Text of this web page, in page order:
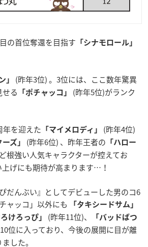
の首位奪還を目指す 「シナモロール」
」
(昨年3位) 。3位には、ここ数年驚異
る
「ポチャッコ」
(昨年5位)がランク
年を迎えた 「マイメロディ」
(昨年4位)
ズ」 (昨年6位) 、昨年王者の 「ハロー
根強い人気キャラクターが控えてお
げにも期待が高まります…！
だんぶい』としてデビューした男のコ6
ャッコ」以外にも
「タキシードサム」
けろっぴ」 (昨年11位)、
「バッドばつ
位に入っており、今後の展開に目が離
した。